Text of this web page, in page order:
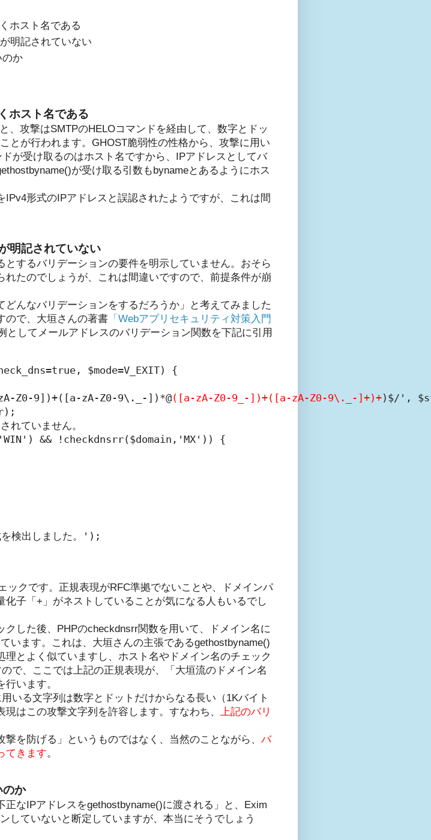
ホスト名である
明記されていない
のか
ホスト名である
、攻撃はSMTPのHELOコマンドを経由して、数字とドッ
とが行われます。GHOST脆弱性の性格から、攻撃に用い
が受け取るのはホスト名ですから、IPアドレスとしてバ
が受け取る引数もbynameとあるようにホス
形式のIPアドレスと誤認されたようですが、これは間
明記されていない
するバリデーションの要件を明示していません。おそら
たのでしょうが、これは間違いですので、前提条件が崩
んなバリデーションをするだろうか」と考えてみました
ので、大垣さんの著書 「Webアプリセキュリティ対策入門
としてメールアドレスのバリデーション関数を下記に引用
$mode=V_EXIT) {
Z0-9])+([a-zA-Z0-9\._-])*@
([a-zA-Z0-9_-])+([a-zA-Z0-9\._-]+)+)$/',
ていません。
&& !checkdnsrr($domain,'MX')) {
検出しました。');
ックです。正規表現がRFC準拠でないことや、ドメインパ
子「+」がネストしていることが気になる人もいるでし
した後、PHPのcheckdnsrr関数を用いて、ドメイン名に
います。これは、大垣さんの主張であるgethostbyname()
とよく似ていますし、ホスト名やドメイン名のチェック
で、ここでは上記の正規表現が、「大垣流のドメイン名
います。
いる文字列は数字とドットだけからなる長い（1Kバイト
はこの攻撃文字列を許容します。すなわち、
上記のバリ
を防げる」というものではなく、当然のことながら、 バ
てきます。
のか
なIPアドレスをgethostbyname()に渡される」と、Exim
していないと断定していますが、本当にそうでしょう